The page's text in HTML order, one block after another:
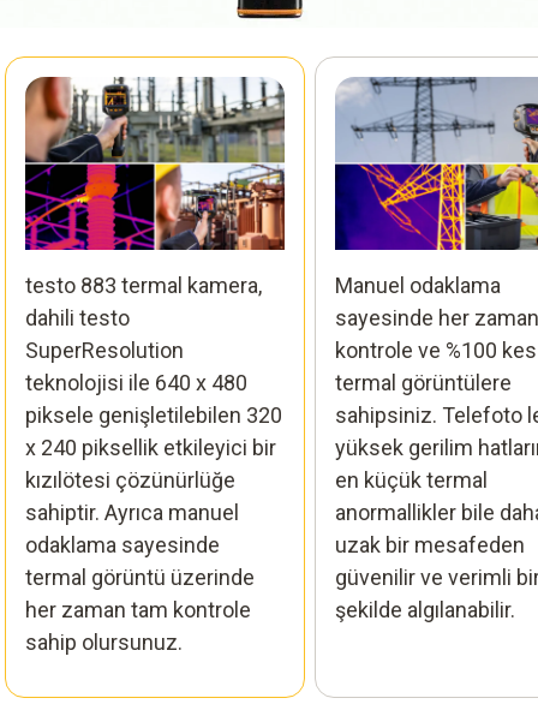
testo 883 termal kamera,
dahili testo
SuperResolution
teknolojisi ile 640 x 480
piksele genişletilebilen 320
x 240 piksellik etkileyici bir
kızılötesi çözünürlüğe
sahiptir. Ayrıca manuel
odaklama sayesinde
termal görüntü üzerinde
her zaman tam kontrole
sahip olursunuz.
Manuel odaklama
sayesinde her
kontrole ve %100
termal görüntülere
sahipsiniz. Telefoto
yüksek gerilim
en küçük termal
anormallikler bile
uzak bir mesafeden
güvenilir ve verimli
şekilde algılanabilir.